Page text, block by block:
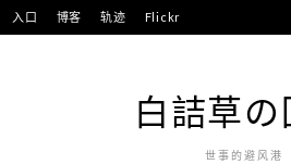
Skip
to
入口 博客 轨迹 Flickr
白詰草の
世事的避风港